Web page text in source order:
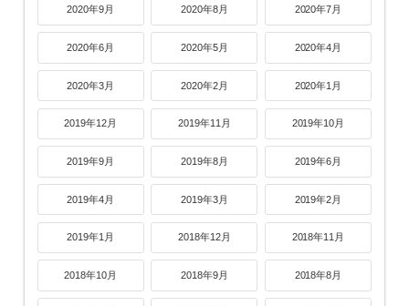
2020年9月 2020年8月 2020年7月
2020年6月 2020年5月 2020年4月
2020年3月 2020年2月 2020年1月
2019年12月 2019年11月 2019年10月
2019年9月 2019年8月 2019年6月
2019年4月 2019年3月 2019年2月
2019年1月 2018年12月 2018年11月
2018年10月 2018年9月 2018年8月